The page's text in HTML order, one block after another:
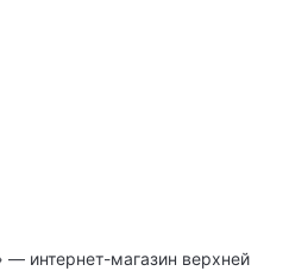
интернет-магазин верхней